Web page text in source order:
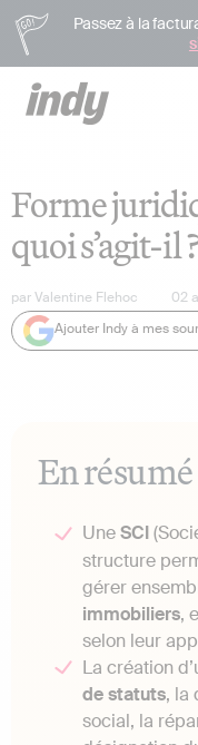
Passez à la
Forme
quoi s’agit-il
parValentine Flehoc 02
Ajouter Indy à mes
En résumé
UneSCI
structure
gérer
immobiliers,
selon leur
La création
destatuts, la
social, la